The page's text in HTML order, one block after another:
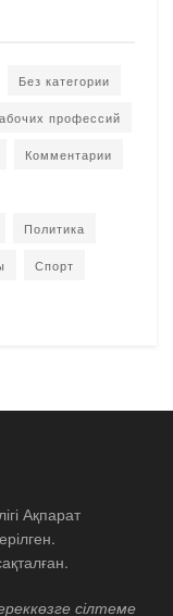
Без категории
профессий
Комментарии
Политика
Спорт
Ақпарат
сілтеме